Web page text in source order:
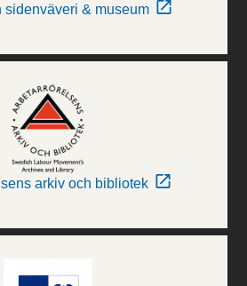
sidenväveri & museum
arkiv och bibliotek